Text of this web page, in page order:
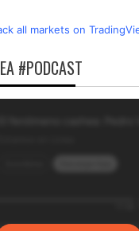
all markets on
#PODCAST